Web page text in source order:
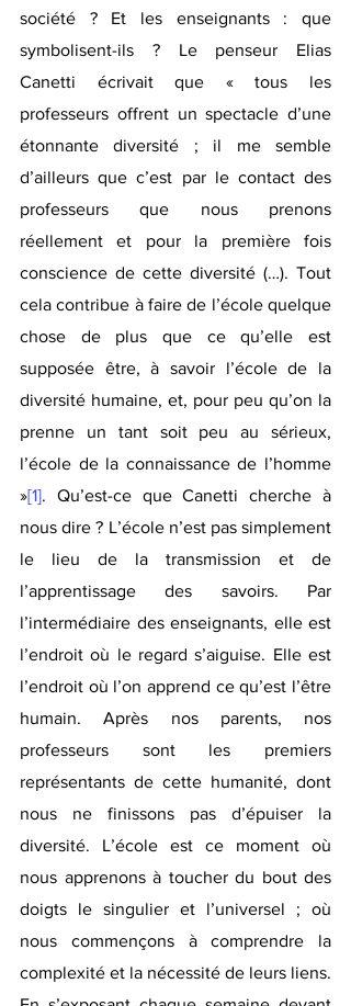
société ? Et les enseignants : que
symbolisent-ils ? Le penseur Elias
Canetti écrivait que « tous les
professeurs offrent un spectacle d’une
étonnante diversité ; il me semble
d’ailleurs que c’est par le contact des
professeurs que nous prenons
réellement et pour la première fois
conscience de cette diversité (…). Tout
cela contribue à faire de l’école quelque
chose de plus que ce qu’elle est
supposée être, à savoir l’école de la
diversité humaine, et, pour peu qu’on la
prenne un tant soit peu au sérieux,
l’école de la connaissance de l’homme
»[1]. Qu’est-ce que Canetti cherche à
nous dire ? L’école n’est pas simplement
le lieu de la transmission et de
l’apprentissage des savoirs. Par
l’intermédiaire des enseignants, elle est
l’endroit où le regard s’aiguise. Elle est
l’endroit où l’on apprend ce qu’est l’être
humain. Après nos parents, nos
professeurs sont les premiers
représentants de cette humanité, dont
nous ne finissons pas d’épuiser la
diversité. L’école est ce moment où
nous apprenons à toucher du bout des
doigts le singulier et l’universel ; où
nous commençons à comprendre la
complexité et la nécessité de leurs liens.